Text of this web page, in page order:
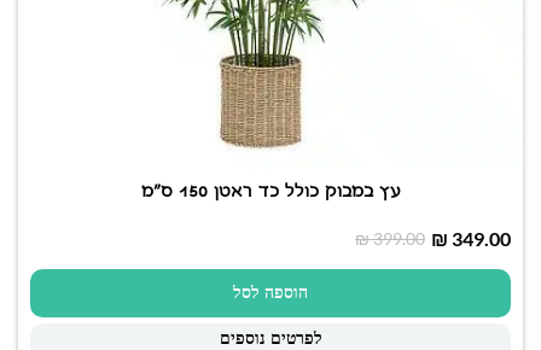
עץ במבוק כולל כד ראטן 150 ס"מ
₪399.00 ₪ 349.00
הוספה לסל
לפרטים נוספים